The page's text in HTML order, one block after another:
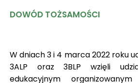
DOWÓD TOŻSAMOŚCI
W dniach 3 i 4 marca 2022 roku
3ALP oraz 3BLP wzięli
edukacyjnym